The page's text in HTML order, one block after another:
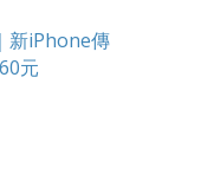
新iPhone傳
元